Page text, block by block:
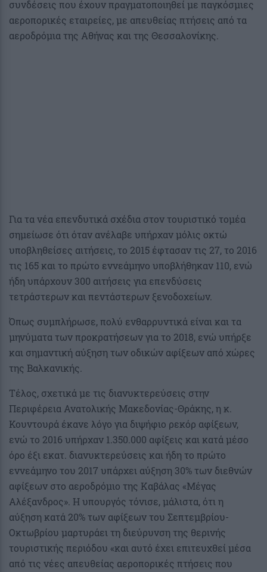
συνδέσεις που έχουν πραγματοποιηθεί με παγκόσμιες
αεροπορικές εταιρείες, με απευθείας πτήσεις από τα
αεροδρόμια της Αθήνας και της Θεσσαλονίκης.
Για τα νέα επενδυτικά σχέδια στον τουριστικό τομέα
σημείωσε ότι όταν ανέλαβε υπήρχαν μόλις οκτώ
υποβληθείσες αιτήσεις, το 2015 έφτασαν τις 27, το 2016
τις 165 και το πρώτο εννεάμηνο υποβλήθηκαν 110, ενώ
ήδη υπάρχουν 300 αιτήσεις για επενδύσεις
τετράστερων και πεντάστερων ξενοδοχείων.
Όπως συμπλήρωσε, πολύ ενθαρρυντικά είναι και τα
μηνύματα των προκρατήσεων για το 2018, ενώ υπήρξε
και σημαντική αύξηση των οδικών αφίξεων από χώρες
της Βαλκανικής.
Τέλος, σχετικά με τις διανυκτερεύσεις στην
Περιφέρεια Ανατολικής Μακεδονίας-Θράκης, η κ.
Κουντουρά έκανε λόγο για διψήφιο ρεκόρ αφίξεων,
ενώ το 2016 υπήρχαν 1.350.000 αφίξεις και κατά μέσο
όρο έξι εκατ. διανυκτερεύσεις και ήδη το πρώτο
εννεάμηνο του 2017 υπάρχει αύξηση 30% των διεθνών
αφίξεων στο αεροδρόμιο της Καβάλας «Μέγας
Αλέξανδρος». Η υπουργός τόνισε, μάλιστα, ότι η
αύξηση κατά 20% των αφίξεων του Σεπτεμβρίου-
Οκτωβρίου μαρτυράει τη διεύρυνση της θερινής
τουριστικής περιόδου «και αυτό έχει επιτευχθεί μέσα
από τις νέες απευθείας αεροπορικές πτήσεις που